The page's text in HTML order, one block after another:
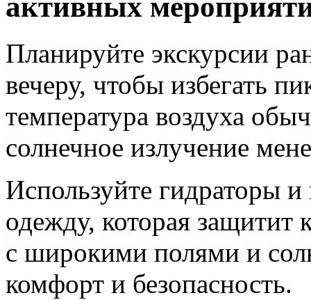
активных
Планируйте экскурсии
вечеру, чтобы избегать
температура воздуха
солнечное излучение
Используйте гидраторы
одежду, которая защитит
с широкими полями и
комфорт и безопасность.